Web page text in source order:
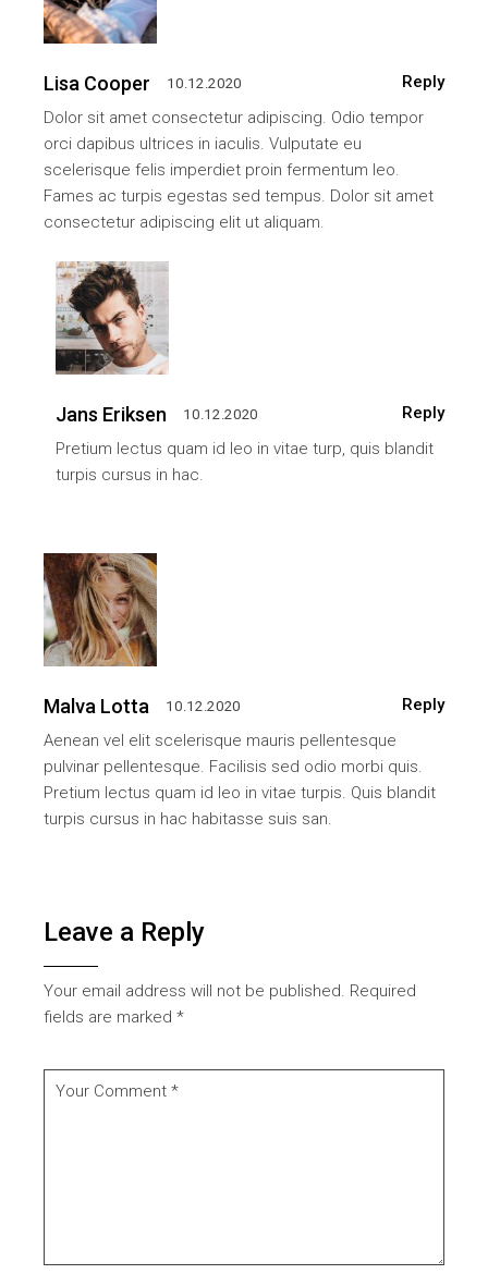
Lisa Cooper 10.12.2020
Reply
Dolor sit amet consectetur adipiscing. Odio tempor
orci dapibus ultrices in iaculis. Vulputate eu
scelerisque felis imperdiet proin fermentum leo.
Fames ac turpis egestas sed tempus. Dolor sit amet
consectetur adipiscing elit ut aliquam.
Jans Eriksen 10.12.2020
Reply
Pretium lectus quam id leo in vitae turp, quis blandit
turpis cursus in hac.
Malva Lotta 10.12.2020
Reply
Aenean vel elit scelerisque mauris pellentesque
pulvinar pellentesque. Facilisis sed odio morbi quis.
Pretium lectus quam id leo in vitae turpis. Quis blandit
turpis cursus in hac habitasse suis san.
Leave a Reply
Your email address will not be published. Required
fields are marked*